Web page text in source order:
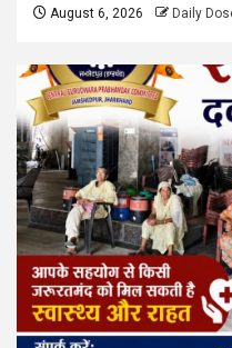
August 6, 2026 Daily